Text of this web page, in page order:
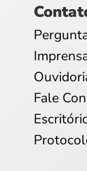
Fale